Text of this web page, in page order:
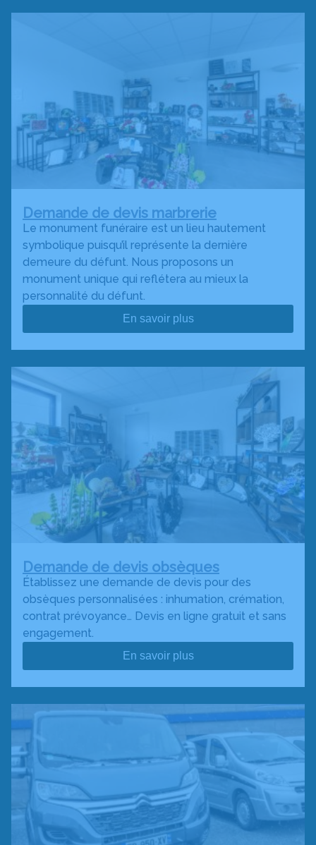
Demande de devis marbrerie
Le monument funéraire est un lieu hautement
symbolique puisqu’il représente la dernière
demeure du défunt. Nous proposons un
monument unique qui reflétera au mieux la
personnalité du défunt.
En savoir plus
Demande de devis obsèques
Établissez une demande de devis pour des
obsèques personnalisées : inhumation, crémation,
contrat prévoyance… Devis en ligne gratuit et sans
engagement.
En savoir plus